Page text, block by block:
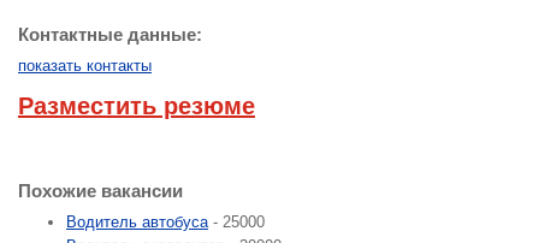
Контактные данные:
показать контакты
Разместить резюме
Похожие вакансии
Водитель автобуса- 25000